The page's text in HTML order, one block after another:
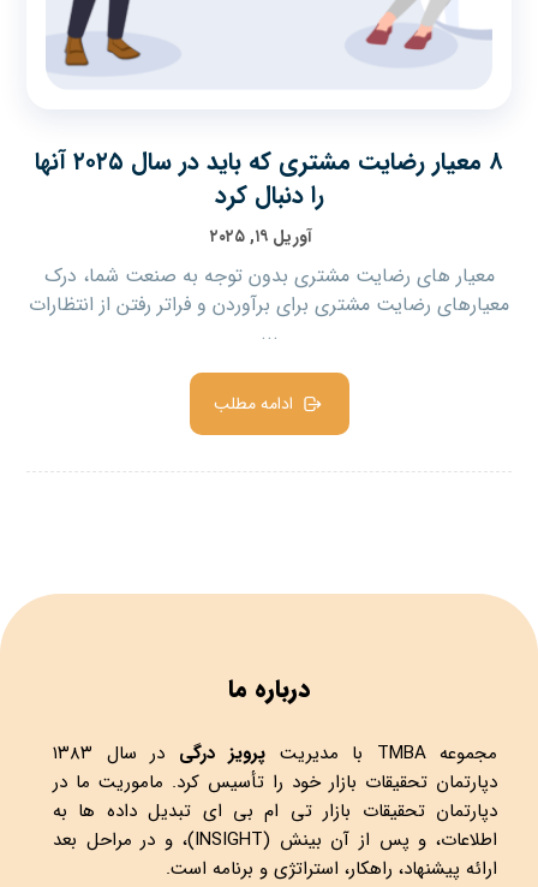
۸ معیار رضایت مشتری که باید در سال ۲۰۲۵ آنها
را دنبال کرد
آوریل ۱۹, ۲۰۲۵
معیار های رضایت مشتری بدون توجه به صنعت شما، درک
معیارهای رضایت مشتری برای برآوردن و فراتر رفتن از انتظارات
...
ادامه مطلب
درباره ما
مجموعهTMBA با مدیریت پرویز درگی
در سال ۱۳۸۳
دپارتمان تحقیقات بازار خود را تأسیس کرد. ماموریت ما در
دپارتمان تحقیقات بازار تی ام بی ای تبدیل داده ها به
اطلاعات، و پس از آن بینش (INSIGHT)، و در مراحل بعد
ارائه پیشنهاد، راهکار، استراتژی و برنامه است.